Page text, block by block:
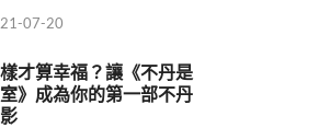
07-20
才算幸福？讓《不丹是
》成為你的第一部不丹